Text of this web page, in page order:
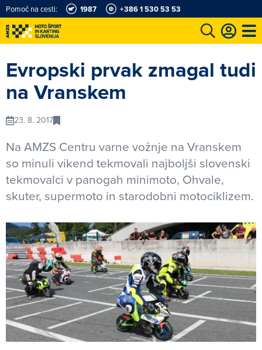
Pomoč na cesti: 1987 +386 1 530 53 53
Evropski prvak zmagal tudi
na Vranskem
23. 8. 2017
Na AMZS Centru varne vožnje na Vranskem
so minuli vikend tekmovali najboljši slovenski
tekmovalci v panogah minimoto, Ohvale,
skuter, supermoto in starodobni motociklizem.